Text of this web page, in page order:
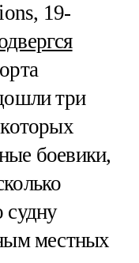
19-
три
боевики,
судну
местных